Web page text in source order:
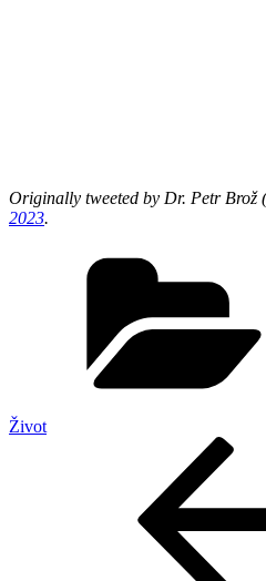
Originally tweeted by Dr. Petr Brož (
2023.
Život